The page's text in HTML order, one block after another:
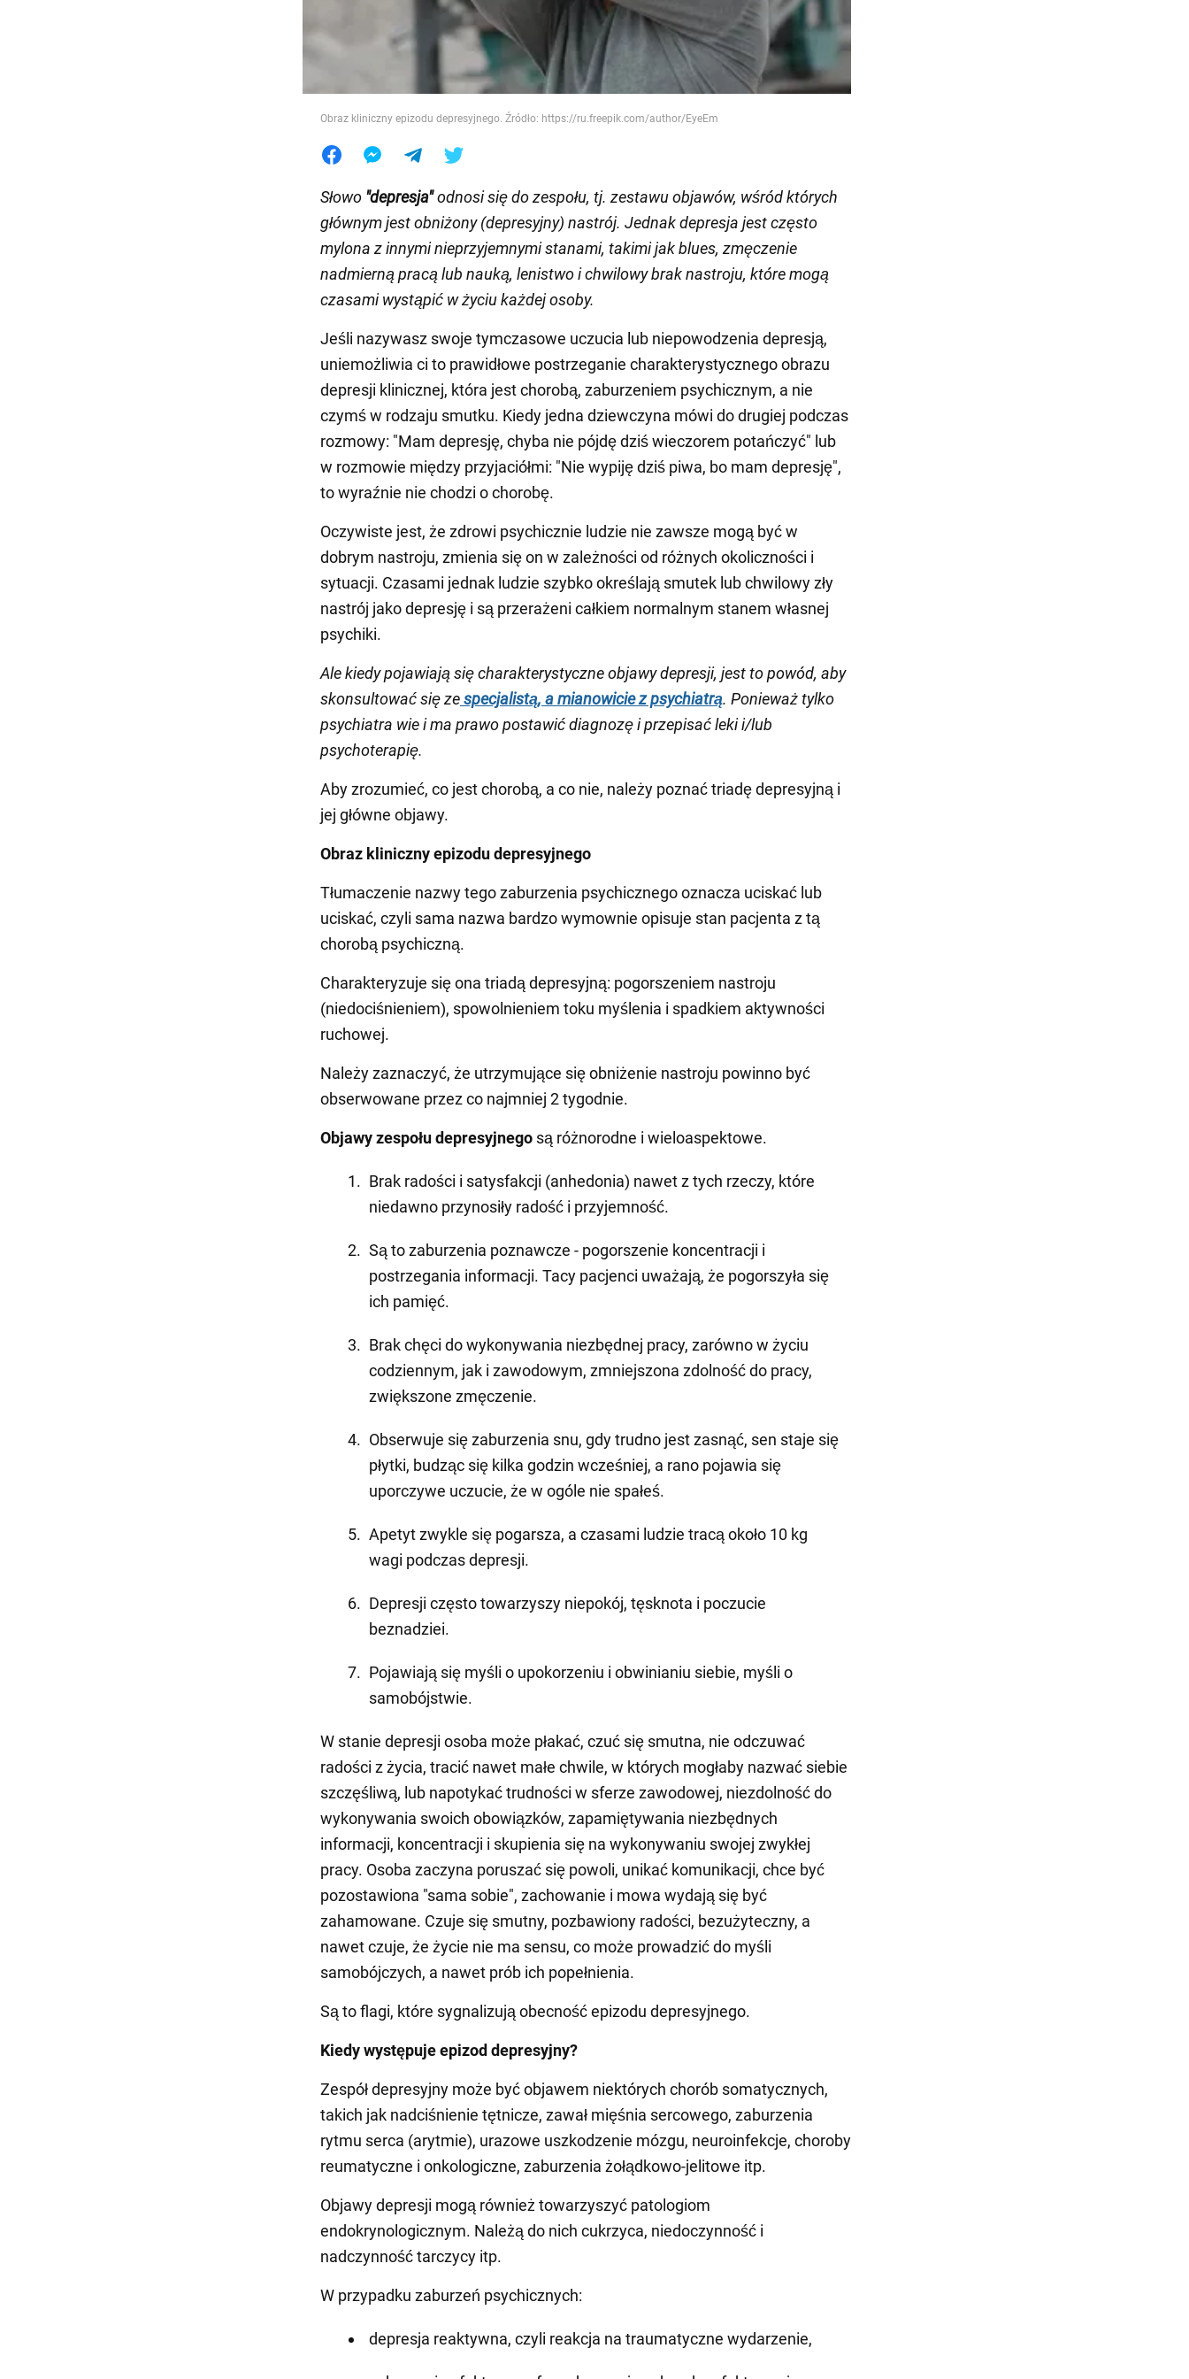
Obraz kliniczny epizodu depresyjnego. Źródło: https://ru.freepik.com/author/EyeEm
Słowo "depresja"odnosi się do zespołu, tj. zestawu objawów, wśród których
głównym jest obniżony (depresyjny) nastrój. Jednak depresja jest często
mylona z innymi nieprzyjemnymi stanami, takimi jak blues, zmęczenie
nadmierną pracą lub nauką, lenistwo i chwilowy brak nastroju, które mogą
czasami wystąpić w życiu każdej osoby.
Jeśli nazywasz swoje tymczasowe uczucia lub niepowodzenia depresją,
uniemożliwia ci to prawidłowe postrzeganie charakterystycznego obrazu
depresji klinicznej, która jest chorobą, zaburzeniem psychicznym, a nie
czymś w rodzaju smutku. Kiedy jedna dziewczyna mówi do drugiej podczas
rozmowy: "Mam depresję, chyba nie pójdę dziś wieczorem potańczyć" lub
w rozmowie między przyjaciółmi: "Nie wypiję dziś piwa, bo mam depresję",
to wyraźnie nie chodzi o chorobę.
Oczywiste jest, że zdrowi psychicznie ludzie nie zawsze mogą być w
dobrym nastroju, zmienia się on w zależności od różnych okoliczności i
sytuacji. Czasami jednak ludzie szybko określają smutek lub chwilowy zły
nastrój jako depresję i są przerażeni całkiem normalnym stanem własnej
psychiki.
Ale kiedy pojawiają się charakterystyczne objawy depresji, jest to powód, aby
skonsultować się zespecjalistą, a mianowicie z psychiatrą. Ponieważ tylko
psychiatra wie i ma prawo postawić diagnozę i przepisać leki i/lub
psychoterapię.
Aby zrozumieć, co jest chorobą, a co nie, należy poznać triadę depresyjną i
jej główne objawy.
Obraz kliniczny epizodu depresyjnego
Tłumaczenie nazwy tego zaburzenia psychicznego oznacza uciskać lub
uciskać, czyli sama nazwa bardzo wymownie opisuje stan pacjenta z tą
chorobą psychiczną.
Charakteryzuje się ona triadą depresyjną: pogorszeniem nastroju
(niedociśnieniem), spowolnieniem toku myślenia i spadkiem aktywności
ruchowej.
Należy zaznaczyć, że utrzymujące się obniżenie nastroju powinno być
obserwowane przez co najmniej 2 tygodnie.
Objawy zespołu depresyjnego są różnorodne i wieloaspektowe.
Brak radości i satysfakcji (anhedonia) nawet z tych rzeczy, które
niedawno przynosiły radość i przyjemność.
Są to zaburzenia poznawcze - pogorszenie koncentracji i
postrzegania informacji. Tacy pacjenci uważają, że pogorszyła się
ich pamięć.
Brak chęci do wykonywania niezbędnej pracy, zarówno w życiu
codziennym, jak i zawodowym, zmniejszona zdolność do pracy,
zwiększone zmęczenie.
Obserwuje się zaburzenia snu, gdy trudno jest zasnąć, sen staje się
płytki, budząc się kilka godzin wcześniej, a rano pojawia się
uporczywe uczucie, że w ogóle nie spałeś.
Apetyt zwykle się pogarsza, a czasami ludzie tracą około 10 kg
wagi podczas depresji.
Depresji często towarzyszy niepokój, tęsknota i poczucie
beznadziei.
Pojawiają się myśli o upokorzeniu i obwinianiu siebie, myśli o
samobójstwie.
W stanie depresji osoba może płakać, czuć się smutna, nie odczuwać
radości z życia, tracić nawet małe chwile, w których mogłaby nazwać siebie
szczęśliwą, lub napotykać trudności w sferze zawodowej, niezdolność do
wykonywania swoich obowiązków, zapamiętywania niezbędnych
informacji, koncentracji i skupienia się na wykonywaniu swojej zwykłej
pracy. Osoba zaczyna poruszać się powoli, unikać komunikacji, chce być
pozostawiona "sama sobie", zachowanie i mowa wydają się być
zahamowane. Czuje się smutny, pozbawiony radości, bezużyteczny, a
nawet czuje, że życie nie ma sensu, co może prowadzić do myśli
samobójczych, a nawet prób ich popełnienia.
Są to flagi, które sygnalizują obecność epizodu depresyjnego.
Kiedy występuje epizod depresyjny?
Zespół depresyjny może być objawem niektórych chorób somatycznych,
takich jak nadciśnienie tętnicze, zawał mięśnia sercowego, zaburzenia
rytmu serca (arytmie), urazowe uszkodzenie mózgu, neuroinfekcje, choroby
reumatyczne i onkologiczne, zaburzenia żołądkowo-jelitowe itp.
Objawy depresji mogą również towarzyszyć patologiom
endokrynologicznym. Należą do nich cukrzyca, niedoczynność i
nadczynność tarczycy itp.
W przypadku zaburzeń psychicznych:
depresja reaktywna, czyli reakcja na traumatyczne wydarzenie,